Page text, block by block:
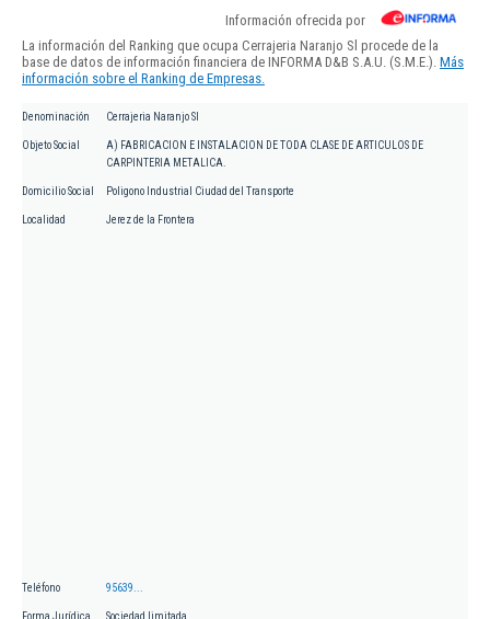
Información ofrecida por
La información del Ranking que ocupa Cerrajeria Naranjo Sl procede de la
base de datos de información financiera de INFORMA D&B S.A.U. (S.M.E.). Más
información sobre el Ranking de Empresas.
Denominación Cerrajeria Naranjo Sl
Objeto Social
A) FABRICACION E INSTALACION DE TODA CLASE DE ARTICULOS DE
CARPINTERIA METALICA.
Domicilio Social Poligono Industrial Ciudad del Transporte
Localidad Jerez de la Frontera
Teléfono 95639...